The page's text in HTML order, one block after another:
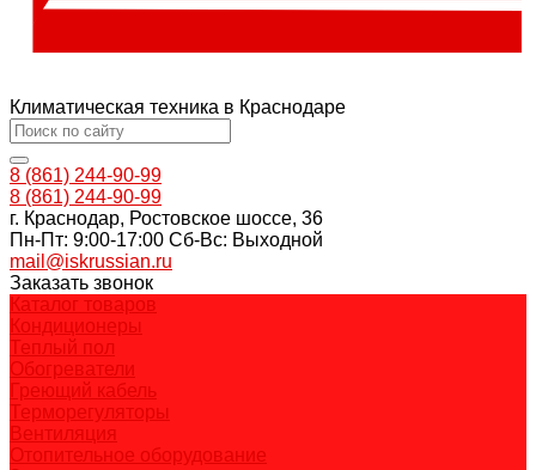
Климатическая техника в Краснодаре
8 (861) 244-90-99
8 (861) 244-90-99
г. Краснодар, Ростовское шоссе, 36
Пн-Пт: 9:00-17:00 Cб-Вс: Выходной
mail@iskrussian.ru
Заказать звонок
Каталог товаров
Кондиционеры
Теплый пол
Обогреватели
Греющий кабель
Терморегуляторы
Вентиляция
Отопительное оборудование